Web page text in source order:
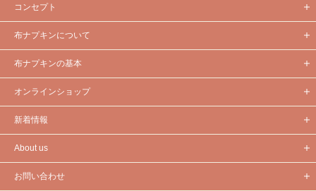
コンセプト
布ナプキンについて
布ナプキンの基本
オンラインショップ
新着情報
About us
お問い合わせ